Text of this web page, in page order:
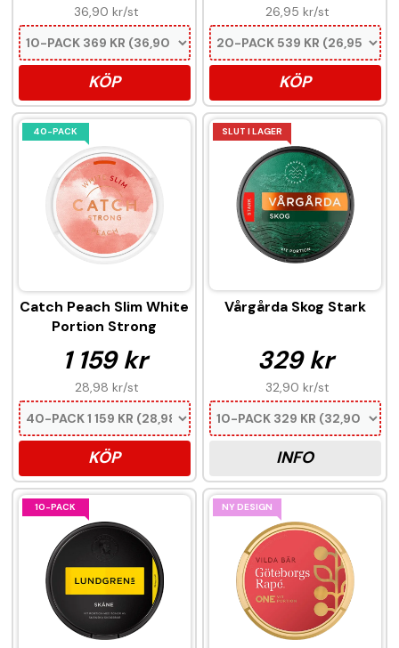
36,90 kr/st
KÖP
26,95 kr/st
KÖP
40-PACK
Catch Peach Slim White
Portion Strong
1 159 kr
28,98 kr/st
KÖP
SLUT I LAGER
Vårgårda Skog Stark
329 kr
32,90 kr/st
INFO
10-PACK NY DESIGN